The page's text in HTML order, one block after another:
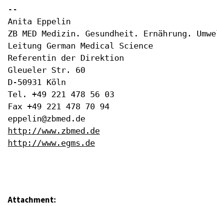
--
Anita Eppelin
ZB MED Medizin. Gesundheit. Ernährung.
Leitung German Medical Science
Referentin der Direktion
Gleueler Str. 60
D-50931 Köln
Tel. +49 221 478 56 03
Fax +49 221 478 70 94
http://www.zbmed.de
http://www.egms.de
Attachment: